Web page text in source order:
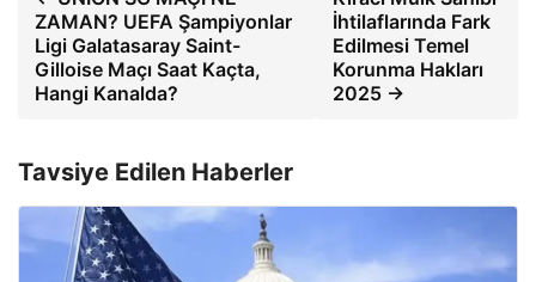
ZAMAN? UEFA Şampiyonlar
Ligi Galatasaray Saint-
Gilloise Maçı Saat Kaçta,
Hangi Kanalda?
İhtilaflarında Fark
Edilmesi Temel
Korunma Hakları
2025 →
Tavsiye Edilen Haberler